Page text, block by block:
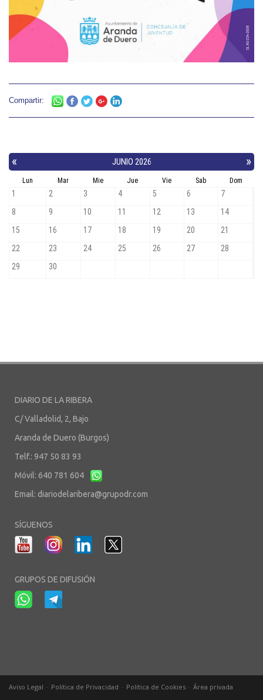
Compartir:
DIARIO DE LA RIBERA
C/ Valladolid, 2, Bajo
Aranda de Duero (Burgos)
Telf.: 947 50 83 93
Móvil: 640 781 604
Email: diariodelaribera@grupodr.com
SÍGUENOS
GRUPOS DE DIFUSIÓN
Aviso Legal Política de Privacidad Política de Cookies Área privada